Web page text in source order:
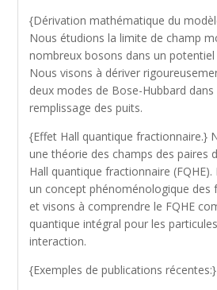
{Dérivation mathématique du
Nous étudions la limite de champ
nombreux bosons dans un
Nous visons à dériver
deux modes de Bose-Hubbard
remplissage des puits.
{Effet Hall quantique fractionnaire.}
une théorie des champs des paires
Hall quantique fractionnaire
un concept phénoménologique des
et visons à comprendre le FQHE
quantique intégral pour les
interaction.
{Exemples de publications récentes:}